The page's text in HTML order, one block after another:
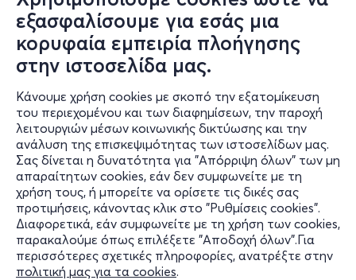
εξασφαλίσουμε για εσάς μια
κορυφαία εμπειρία πλοήγησης
στην ιστοσελίδα μας.
Κάνουμε χρήση cookies με σκοπό την εξατομίκευση
του περιεχομένου και των διαφημίσεων, την παροχή
λειτουργιών μέσων κοινωνικής δικτύωσης και την
ανάλυση της επισκεψιμότητας των ιστοσελίδων μας.
Σας δίνεται η δυνατότητα για "Απόρριψη όλων" των μη
απαραίτητων cookies, εάν δεν συμφωνείτε με τη
χρήση τους, ή μπορείτε να ορίσετε τις δικές σας
προτιμήσεις, κάνοντας κλικ στο "Ρυθμίσεις cookies".
Διαφορετικά, εάν συμφωνείτε με τη χρήση των cookies,
παρακαλούμε όπως επιλέξετε "Αποδοχή όλων".Για
περισσότερες σχετικές πληροφορίες, ανατρέξτε στην
πολιτική μας για τα cookies.
Πληροφορίες
Υποστήριξη
Stay Connected